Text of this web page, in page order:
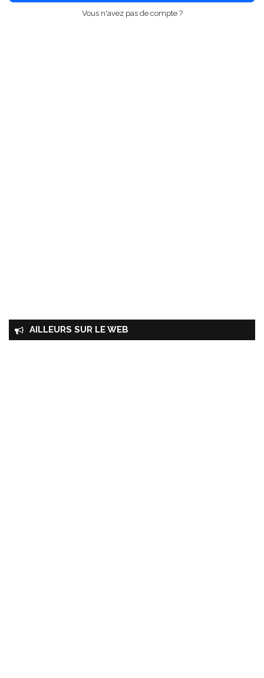
Vous n'avez pas de compte ?
AILLEURS SUR LE WEB